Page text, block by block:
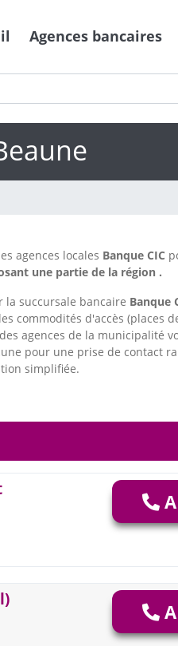
Agences bancaires
agences locales Banque CIC
une partie de la région .
la succursale bancaire Banque
commodités d'accès (places
agences de la municipalité
pour une prise de contact
simplifiée.